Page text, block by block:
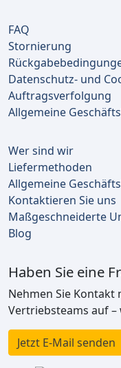
FAQ
Stornierung
Datenschutz- und
Auftragsverfolgung
Allgemeine
Wer sind wir
Liefermethoden
Allgemeine
Kontaktieren Sie uns
Maßgeschneiderte
Blog
Haben Sie eine
Nehmen Sie
Vertriebsteams auf
Jetzt E-Mail senden